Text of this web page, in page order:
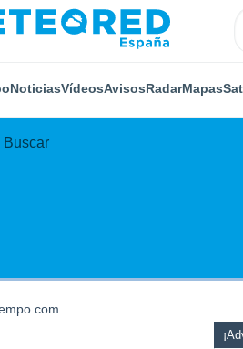
NoticiasVídeosAvisosRadarMapas
Buscar